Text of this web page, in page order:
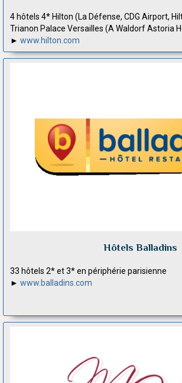
4 hôtels 4* Hilton (La Défense, CDG Airport,
Trianon Palace Versailles (A Waldorf Astoria
► www.hilton.com
Hôtels Balladins
33 hôtels 2* et 3* en périphérie parisienne
► www.balladins.com